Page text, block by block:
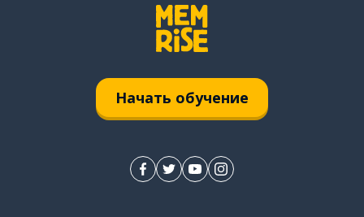
Начать обучение